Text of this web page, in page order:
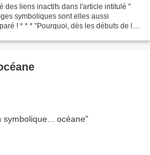
des liens inactifs dans l'article intitulé "
symboliques sont elles aussi
! * * * "Pourquoi, dès les débuts de la